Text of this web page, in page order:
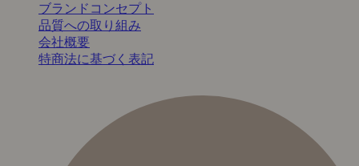
ブランドコンセプト
品質への取り組み
会社概要
特商法に基づく表記